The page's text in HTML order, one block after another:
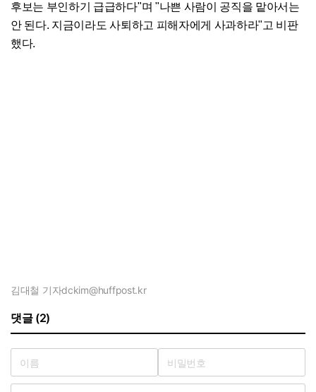
후보는 부인하기 급급하다"며 "나쁜 사람이 공직을 맡아서는
안 된다. 지금이라도 사퇴하고 피해자에게 사과하라"고 비판
했다.
김대철 기자dckim@huffpost.kr
댓글 (2)